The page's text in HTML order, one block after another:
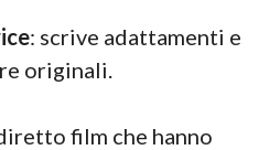
: scrive adattamenti e
originali.
film che hanno